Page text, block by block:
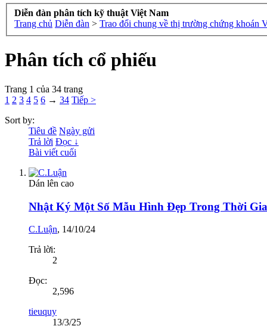
Diễn đàn phân tích kỹ thuật Việt Nam
Trang chủ Diễn đàn > Trao đổi chung về thị trường chứng khoán
Phân tích cổ phiếu
Trang 1 của 34 trang
1 2 3 4 5 6 → 34 Tiếp >
Sort by:
Tiêu đề Ngày gửi
Trả lời Đọc ↓
Bài viết cuối
Dán lên cao
Nhật Ký Một Số Mẫu Hình Đẹp Trong Thời
C.Luận, 14/10/24
Trả lời:
2
Đọc:
2,596
tieuquy
13/3/25